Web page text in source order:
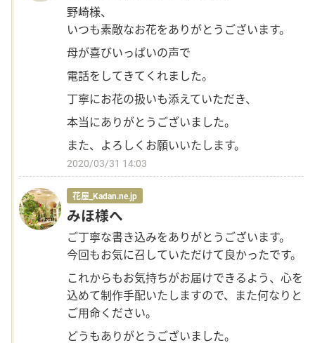
野崎様、
いつも素敵なお花をありがとうございます。
母が喜びいっぱいの声で
電話をしてきてくれました。
丁寧にお花の扱いも添えていただき、
本当にありがとうございました。
また、よろしくお願いいたします。
2020/03/31 14:03
花屋_Kadan.ne.jp
みほ様へ
ご丁寧な書き込みをありがとうございます。
今回もお気に召していただけて良かったです。
これからもお気持ちがお届けできるよう、心を
込めて制作手配いたしますので、また何なりと
ご用命ください。
どうもありがとうございました。